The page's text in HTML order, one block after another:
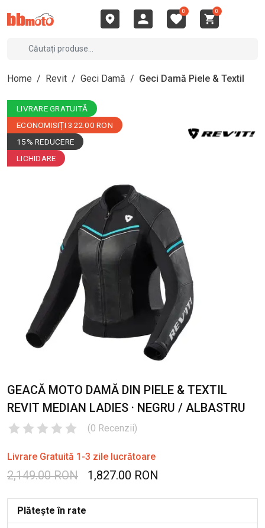
0 0
Home / Revit / Geci Damă / Geci Damă Piele & Textil
LIVRARE GRATUITĂ
ECONOMISIȚI 322.00 RON
15% REDUCERE
LICHIDARE
GEACĂ MOTO DAMĂ DIN PIELE & TEXTIL
REVIT MEDIAN LADIES · NEGRU / ALBASTRU
(0 Recenzii)
Livrare Gratuită 1-3 zile lucrătoare
2,149.00 RON 1,827.00 RON
Plătește în rate